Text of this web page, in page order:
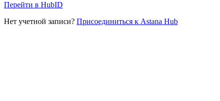
Перейти в HubID
Нет учетной записи? Присоединиться к Astana Hub